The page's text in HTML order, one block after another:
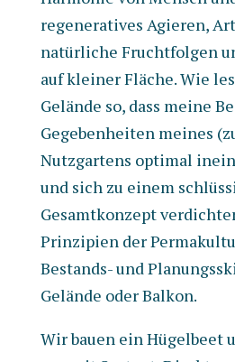
regeneratives Agieren,
natürliche Fruchtfolgen
auf kleiner Fläche. Wie
Gelände so, dass meine
Gegebenheiten meines
Nutzgartens optimal
und sich zu einem
Gesamtkonzept
Prinzipien der
Bestands- und
Gelände oder Balkon.
Wir bauen ein Hügelbeet